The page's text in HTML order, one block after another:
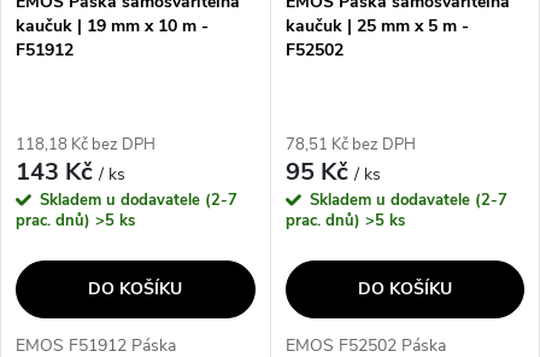
kaučuk | 19 mm x 10 m -
F51912
118,18 Kč bez DPH
143 Kč/ ks
Skladem u dodavatele (2-7
prac. dnů) >5 ks
DO KOŠÍKU
EMOS F51912 Páska
kaučuk | 25 mm x 5 m -
F52502
78,51 Kč bez DPH
95 Kč/ ks
Skladem u dodavatele (2-7
prac. dnů) >5 ks
DO KOŠÍKU
EMOS F52502 Páska